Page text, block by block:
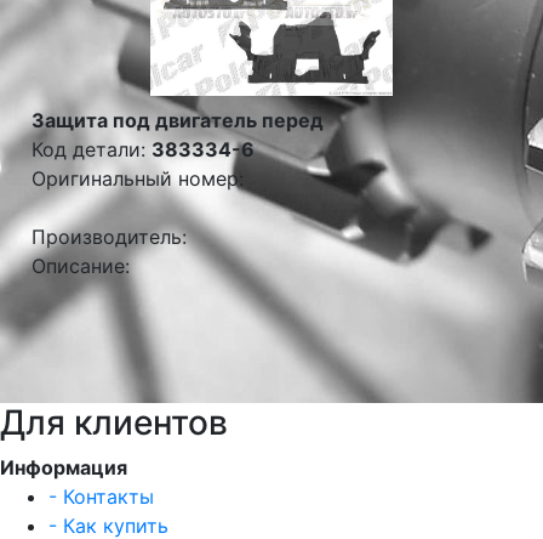
Защита под двигатель перед
Код детали: 383334-6
Оригинальный номер:
Производитель:
Описание:
Для клиентов
Информация
- Контакты
- Как купить